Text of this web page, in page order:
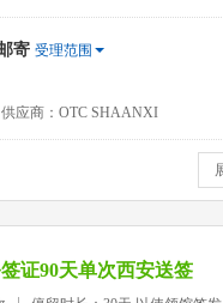
寄 受理范围
供应商：OTC SHAANXI
证90天单次西安送签